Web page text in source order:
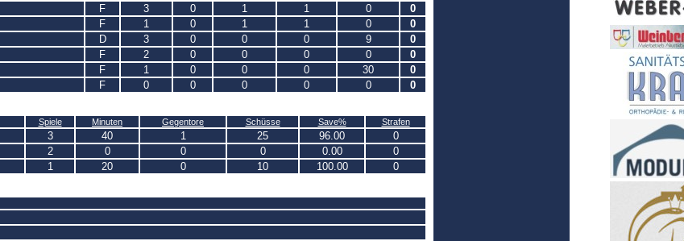
F 3 0 1 1 0
0
F 1 0 1 1 0
0
D 3 0 0 0 9
0
F 2 0 0 0 0
0
F 1 0 0 0 30
0
F 0 0 0 0 0 0
Spiele Minuten Gegentore Schüsse Save% Strafen
3 40 1 25 96.00
0
2 0 0 0 0.00
0
1 20 0 10 100.00 0